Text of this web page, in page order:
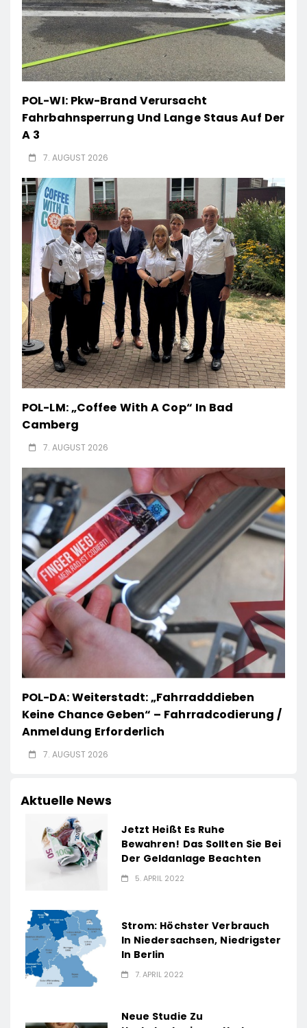
POL-WI: Pkw-Brand Verursacht
Fahrbahnsperrung Und Lange Staus Auf Der
A 3
7. AUGUST 2026
POL-LM: „Coffee With A Cop“ In Bad
Camberg
7. AUGUST 2026
POL-DA: Weiterstadt: „Fahrradddieben
Keine Chance Geben“ – Fahrradcodierung /
Anmeldung Erforderlich
7. AUGUST 2026
Aktuelle News
Jetzt Heißt Es Ruhe
Bewahren! Das Sollten Sie Bei
Der Geldanlage Beachten
5. APRIL 2022
Strom: Höchster Verbrauch
In Niedersachsen, Niedrigster
In Berlin
7. APRIL 2022
Neue Studie Zu